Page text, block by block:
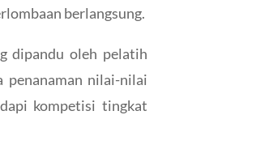
berlangsung.
dipandu oleh pelatih
penanaman nilai-nilai
kompetisi tingkat